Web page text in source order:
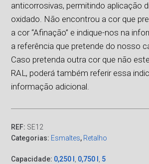
anticorrosivas, permitindo aplicação
oxidado. Não encontrou a cor que
a cor “Afinação” e indique-nos na
a referência que pretende do nosso
Caso pretenda outra cor que não
RAL, poderá também referir essa
informação adicional.
REF: SE12
Categorias: Esmaltes, Retalho
Capacidade: 0,250 l 0,750 l
5